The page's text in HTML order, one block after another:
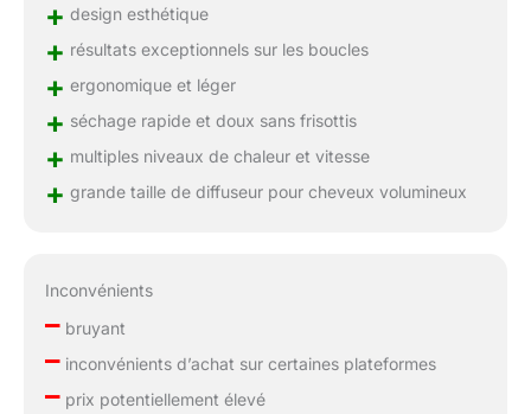
+ design esthétique
+ résultats exceptionnels sur les boucles
+ ergonomique et léger
+ séchage rapide et doux sans frisottis
+ multiples niveaux de chaleur et vitesse
+ grande taille de diffuseur pour cheveux volumineux
Inconvénients
–bruyant
–inconvénients d’achat sur certaines plateformes
–prix potentiellement élevé